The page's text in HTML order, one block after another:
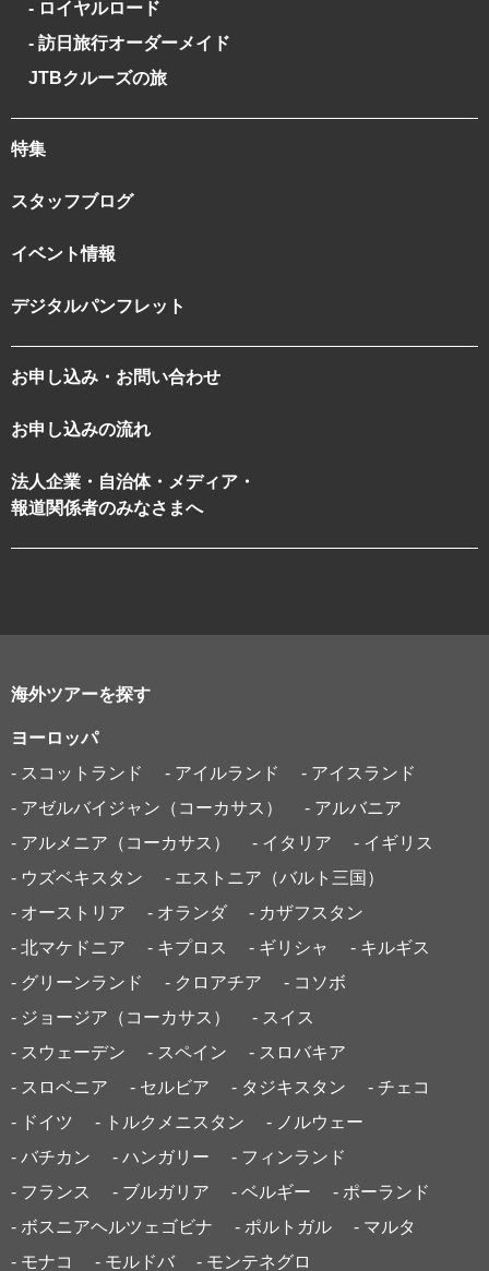
- ロイヤルロード
- 訪日旅行オーダーメイド
JTBクルーズの旅
特集
スタッフブログ
イベント情報
デジタルパンフレット
お申し込み・お問い合わせ
お申し込みの流れ
法人企業・自治体・メディア・
報道関係者のみなさまへ
海外ツアーを探す
ヨーロッパ
- スコットランド
- アイルランド
- アイスランド
- アゼルバイジャン（コーカサス）
- アルバニア
- アルメニア（コーカサス）
- イタリア
- イギリス
- ウズベキスタン
- エストニア（バルト三国）
- オーストリア
- オランダ
- カザフスタン
- 北マケドニア
- キプロス - ギリシャ
- キルギス
- グリーンランド
- クロアチア
- コソボ
- ジョージア（コーカサス）
- スイス
- スウェーデン
- スペイン
- スロバキア
- スロベニア
- セルビア - タジキスタン
- チェコ
- ドイツ
- トルクメニスタン
- ノルウェー
- バチカン
- ハンガリー
- フィンランド
- フランス
- ブルガリア - ベルギー
- ポーランド
- ボスニアヘルツェゴビナ
- ポルトガル
- マルタ
- モナコ
- モルドバ
- モンテネグロ